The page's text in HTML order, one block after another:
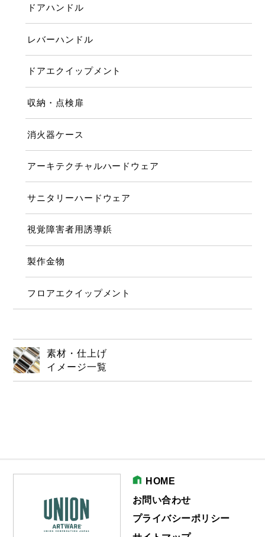
ドアハンドル
レバーハンドル
ドアエクイップメント
収納・点検扉
消火器ケース
アーキテクチャルハードウェア
サニタリーハードウェア
視覚障害者用誘導鋲
製作金物
フロアエクイップメント
素材・仕上げ
イメージ一覧
HOME
お問い合わせ
プライバシーポリシー